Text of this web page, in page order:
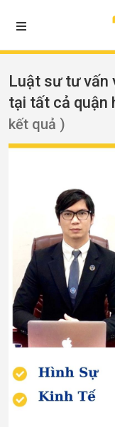
Luật sư tư vấn
tại tất cả quận
kết quả )